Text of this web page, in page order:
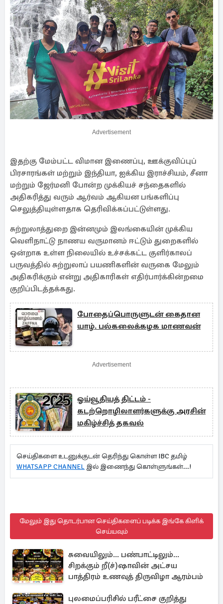
Advertisement
இதற்கு மேம்பட்ட விமான இணைப்பு, ஊக்குவிப்புப்
பிரசாரங்கள் மற்றும் இந்தியா, ஐக்கிய இராச்சியம், சீனா
மற்றும் ஜேர்மனி போன்ற முக்கியச் சந்தைகளில்
அதிகரித்து வரும் ஆர்வம் ஆகியன பங்களிப்பு
செலுத்தியுள்ளதாக தெரிவிக்கப்பட்டுள்ளது.
சுற்றுலாத்துறை இன்னமும் இலங்கையின் முக்கிய
வெளிநாட்டு நாணய வருமானம் ஈட்டும் துறைகளில்
ஒன்றாக உள்ள நிலையில் உச்சக்கட்ட குளிர்காலப்
பருவத்தில் சுற்றுலாப் பயணிகளின் வருகை மேலும்
அதிகரிக்கும் என்று அதிகாரிகள் எதிர்பார்க்கின்றமை
குறிப்பிடத்தக்கது.
போதைப்பொருளுடன் கைதான
யாழ். பல்கலைக்கழக மாணவன்
Advertisement
ஓய்வூதியத் திட்டம் -
கடற்றொழிலாளர்களுக்கு அரசின்
மகிழ்ச்சித் தகவல்
செய்திகளை உடனுக்குடன் தெரிந்து கொள்ள IBC தமிழ்
WHATSAPP CHANNEL இல் இணைந்து கொள்ளுங்கள்...!
மேலும் இது தொடர்பான செய்திகளைப் படிக்க இங்கே கிளிக்
செய்யவும்
சுவையிலும்... பண்பாட்டிலும்...
சிறக்கும் றீ(ச்)ஷாவின் அட்சய
பாத்திரம் உணவுத் திருவிழா ஆரம்பம்
புலமைப்பரிசில் பரீட்சை குறித்து